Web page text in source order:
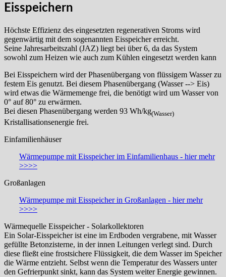
Eisspeichern
Höchste Effizienz des eingesetzten regenerativen Stroms wird
gegenwärtig mit dem sogenannten Eisspeicher erreicht.
Seine Jahresarbeitszahl (JAZ) liegt bei über 6, da das System
sowohl zum Heizen wie auch zum Kühlen eingesetzt werden kann
Bei Eisspeichern wird der Phasenübergang von flüssigem Wasser zu
festem Eis genutzt. Bei diesem Phasenübergang (Wasser --> Eis)
wird etwas die Wärmemenge frei, die benötigt wird um Wasser von
0° auf 80° zu erwärmen.
Bei diesen Phasenübergang werden 93 Wh/kg(Wasser)
Kristallisationsenergie frei.
Einfamilienhäuser
Wärmepumpe mit Eisspeicher im Einfamilienhaus - hier mehr
>>>>
Großanlagen
Wärmepumpe mit Eisspeicher in Großanlagen - hier mehr
>>>>
Wärmequelle Eisspeicher - Solarkollektoren
Ein Solar-Eisspeicher ist eine im Erdboden vergrabene, mit Wasser
gefüllte Betonzisterne, in der innen Leitungen verlegt sind. Durch
diese fließt eine frostsichere Flüssigkeit, die dem Wasser im Speicher
die Wärme entzieht. Selbst wenn die Temperatur des Wassers unter
den Gefrierpunkt sinkt, kann das System weiter Energie gewinnen.